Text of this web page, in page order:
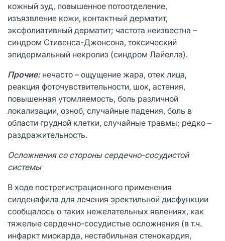
кожный зуд, повышенное потоотделение,
изъязвление кожи, контактный дерматит,
эксфолиативный дерматит; частота неизвестна –
синдром Стивенса-Джонсона, токсический
эпидермальный некролиз (синдром Лайелла).
Прочие: нечасто – ощущение жара, отек лица,
реакция фоточувствительности, шок, астения,
повышенная утомляемость, боль различной
локализации, озноб, случайные падения, боль в
области грудной клетки, случайные травмы; редко –
раздражительность.
Осложнения со стороны сердечно-сосудистой
системы
В ходе пострегистрационного применения
силденафила для лечения эректильной дисфункции
сообщалось о таких нежелательных явлениях, как
тяжелые сердечно-сосудистые осложнения (в т.ч.
инфаркт миокарда, нестабильная стенокардия,